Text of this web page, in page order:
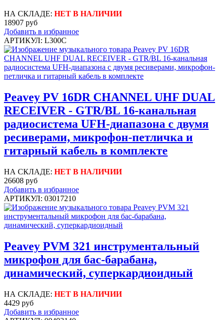
НА СКЛАДЕ: НЕТ В НАЛИЧИИ
18907 руб
Добавить в избранное
АРТИКУЛ: L300C
Peavey PV 16DR CHANNEL UHF DUAL
RECEIVER - GTR/BL 16-канальная
радиосистема UFH-диапазона с двумя
ресиверами, микрофон-петличка и
гитарный кабель в комплекте
НА СКЛАДЕ: НЕТ В НАЛИЧИИ
26608 руб
Добавить в избранное
АРТИКУЛ: 03017210
Peavey PVM 321 инструментальный
микрофон для бас-барабана,
динамический, суперкардиоидный
НА СКЛАДЕ: НЕТ В НАЛИЧИИ
4429 руб
Добавить в избранное